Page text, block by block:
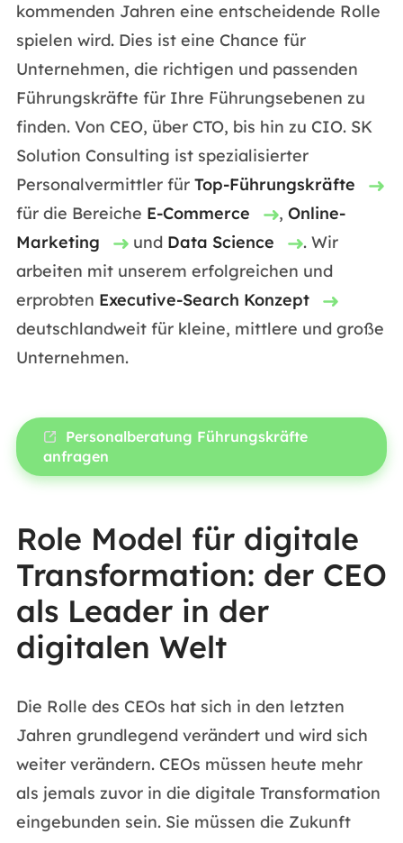
kommenden Jahren eine entscheidende Rolle
spielen wird. Dies ist eine Chance für
Unternehmen, die richtigen und passenden
Führungskräfte für Ihre Führungsebenen zu
finden. Von CEO, über CTO, bis hin zu CIO. SK
Solution Consulting ist spezialisierter
Personalvermittler für Top-Führungskräfte
für die Bereiche E-Commerce , Online-
Marketing
und Data Science
. Wir
arbeiten mit unserem erfolgreichen und
erprobten Executive-Search Konzept
deutschlandweit für kleine, mittlere und große
Unternehmen.
Personalberatung Führungskräfte
anfragen
Role Model für digitale
Transformation: der CEO
als Leader in der
digitalen Welt
Die Rolle des CEOs hat sich in den letzten
Jahren grundlegend verändert und wird sich
weiter verändern. CEOs müssen heute mehr
als jemals zuvor in die digitale Transformation
eingebunden sein. Sie müssen die Zukunft